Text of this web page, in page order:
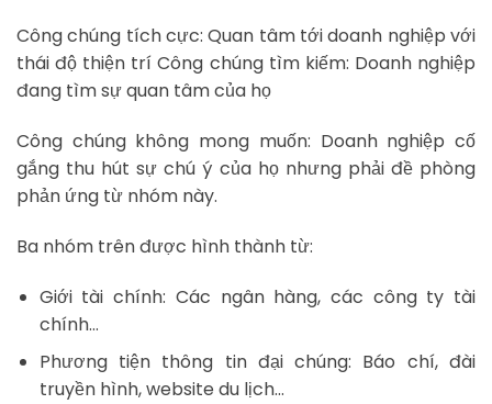
Công chúng tích cực: Quan tâm tới doanh nghiệp với
thái độ thiện trí Công chúng tìm kiếm: Doanh nghiệp
đang tìm sự quan tâm của họ
Công chúng không mong muốn: Doanh nghiệp cố
gắng thu hút sự chú ý của họ nhưng phải đề phòng
phản ứng từ nhóm này.
Ba nhóm trên được hình thành từ:
Giới tài chính: Các ngân hàng, các công ty tài
chính…
Phương tiện thông tin đại chúng: Báo chí, đài
truyền hình, website du lịch…